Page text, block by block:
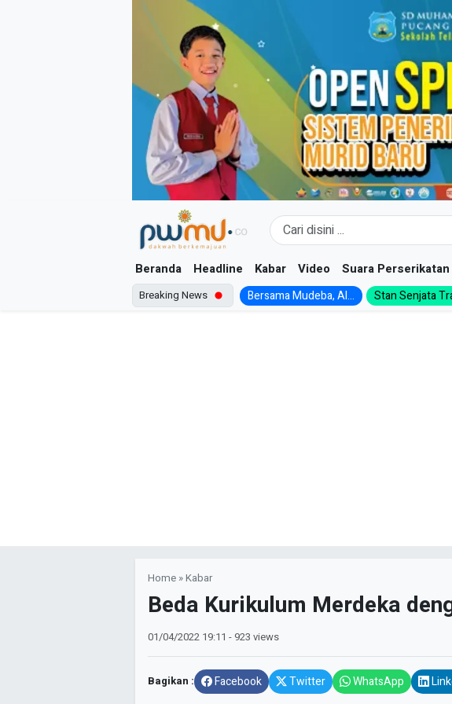
Beranda Headline Kabar Video Suara Perserikatan
Breaking News Bersama Mudeba, Al... Stan Senjata
Home »Kabar
Beda Kurikulum Merdeka
01/04/2022 19:11 - 923 views
Bagikan : Facebook Twitter WhatsApp